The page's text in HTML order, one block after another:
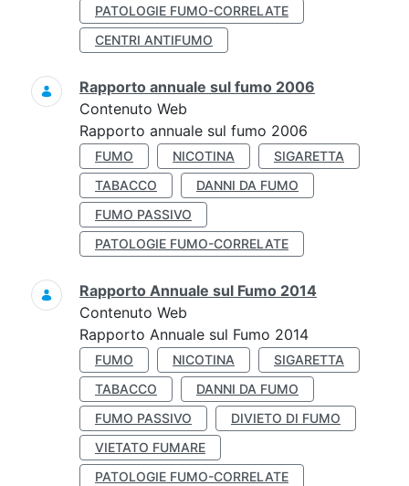
PATOLOGIE FUMO-CORRELATE
CENTRI ANTIFUMO
Rapporto annuale sul fumo 2006
Contenuto Web
Rapporto annuale sul fumo 2006
FUMO NICOTINA
SIGARETTA
TABACCO
DANNI DA FUMO
FUMO PASSIVO
PATOLOGIE FUMO-CORRELATE
Rapporto Annuale sul Fumo 2014
Contenuto Web
Rapporto Annuale sul Fumo 2014
FUMO NICOTINA
SIGARETTA
TABACCO
DANNI DA FUMO
FUMO PASSIVO
DIVIETO DI FUMO
VIETATO FUMARE
PATOLOGIE FUMO-CORRELATE